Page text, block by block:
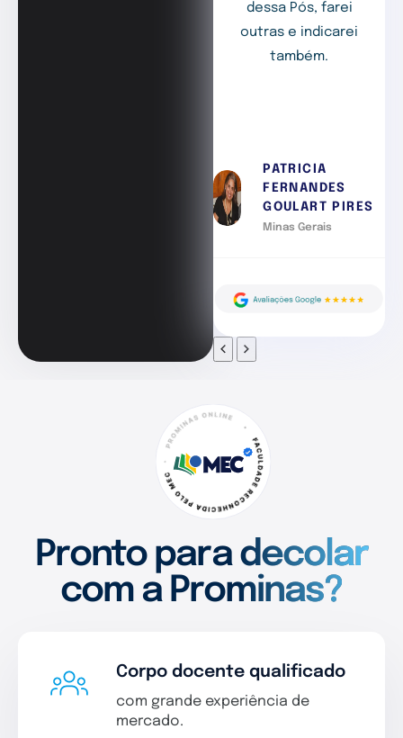
dessa Pós, farei
outras e indicarei
também.
PATRICIA
FERNANDES
GOULART PIRES
Minas Gerais
Pronto para decolar
com a Prominas?
Corpo docente qualificado
com grande experiência de
mercado.